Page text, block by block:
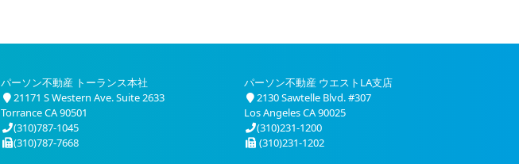
パーソン不動産 トーランス本社
21171 S Western Ave. Suite 2633
Torrance CA 90501
(310)787-1045
(310)787-7668
パーソン不動産 ウエストLA支店
2130 Sawtelle Blvd. #307
Los Angeles CA 90025
(310)231-1200
(310)231-1202